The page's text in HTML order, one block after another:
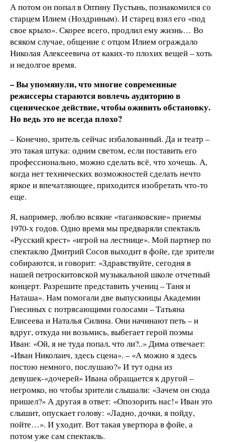
А потом он попал в Оптину Пустынь, познакомился со
старцем Илием (Ноздриным). И старец взял его «под
свое крыло». Скорее всего, продлил ему жизнь… Во
всяком случае, общение с отцом Илием ограждало
Николая Алексеевича от каких-то плохих вещей – хоть
и недолгое время.
– Вы упомянули, что многие современные
режиссеры стараются вовлечь аудиторию в
сценическое действие, чтобы оживить обстановку.
Но ведь это не всегда плохо?
– Конечно, зритель сейчас избалованный. Да и театр –
это такая штука: одним светом, если поставить его
профессионально, можно сделать всё, что хочешь. А,
когда нет технических возможностей сделать нечто
яркое и впечатляющее, приходится изобретать что-то
еще.
Я, например, люблю всякие «таганковские» приемы
1970-х годов. Одно время мы предваряли спектакль
«Русский крест» «игрой на лестнице». Мой партнер по
спектаклю Дмитрий Сосов выходит в фойе, где зрители
собираются, и говорит: «Здравствуйте, сегодня в
нашей петроскитовской музыкальной школе отчетный
концерт. Разрешите представить учениц – Таня и
Наташа». Нам помогали две выпускницы Академии
Гнесиных с потрясающими голосами – Татьяна
Елисеева и Наталья Силина. Они начинают петь – и
вдруг, откуда ни возьмись, выбегает герой поэмы
Иван: «Ой, я не туда попал, что ли?..» Дима отвечает:
«Иван Николаич, здесь сцена». – «А можно я здесь
постою немного, послушаю?» И тут одна из
девушек-«дочерей» Ивана обращается к другой –
негромко, но чтобы зрители слышали: «Зачем он сюда
пришел?» А другая в ответ: «Опозорить нас!» Иван это
слышит, опускает голову: «Ладно, дочки, я пойду,
пойте…». И уходит. Вот такая увертюра в фойе, а
потом уже сам спектакль.